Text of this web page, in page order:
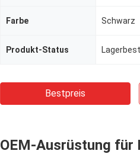
Farbe Schwarz
Produkt-Status
Bestpreis
OEM-Ausrüstung für